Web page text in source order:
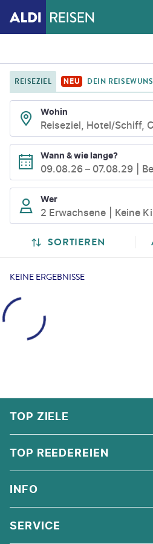
REISEZIEL NEU DEIN
Wohin
Reiseziel, Hotel/Schiff,
Wann & wie lange?
09.08.26 – 07.08.29
Wer
2 Erwachsene Keine
SUCHERGEBNISSE
SORTIEREN
KEINE ERGEBNISSE
TOP ZIELE
ALPEN
ANDALUSIEN
ORIENT
TOP REEDEREIEN
COSTA KREUZFAHRTEN
MSC CRUISES
INFO
ÜBER UNS
SERVICE